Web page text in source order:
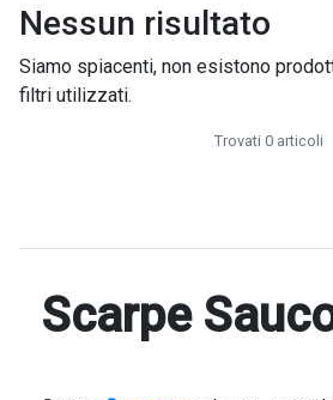
Nessun risultato
Siamo spiacenti, non esistono
filtri utilizzati.
Trovati 0 articoli
Scarpe